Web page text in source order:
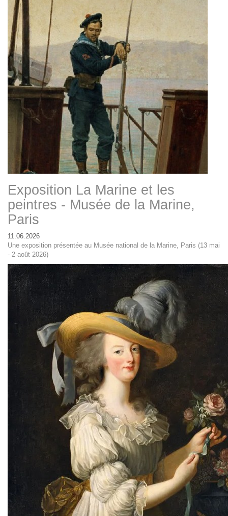
Exposition La Marine et les
peintres - Musée de la Marine,
Paris
11.06.2026
Une exposition présentée au Musée national de la Marine, Paris (13 mai
- 2 août 2026)